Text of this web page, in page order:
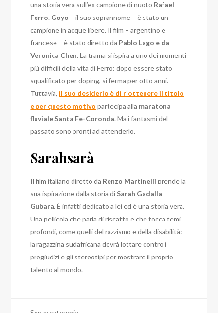
una storia vera sull’ex campione di nuoto Rafael
Ferro. Goyo – il suo soprannome – è stato un
campione in acque libere. Il film – argentino e
francese – è stato diretto da Pablo Lago e da
Veronica Chen. La trama si ispira a uno dei momenti
più difficili della vita di Ferro: dopo essere stato
squalificato per doping, si ferma per otto anni.
Tuttavia, il suo desiderio è di riottenere il titolo
e per questo motivo partecipa alla maratona
fluviale Santa Fe-Coronda. Ma i fantasmi del
passato sono pronti ad attenderlo.
Sarahsarà
Il film italiano diretto da Renzo Martinelli prende la
sua ispirazione dalla storia di Sarah Gadalla
Gubara. È infatti dedicato a lei ed è una storia vera.
Una pellicola che parla di riscatto e che tocca temi
profondi, come quelli del razzismo e della disabilità:
la ragazzina sudafricana dovrà lottare contro i
pregiudizi e gli stereotipi per mostrare il proprio
talento al mondo.